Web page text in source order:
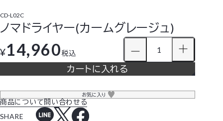
CD-L02C
ノマドライヤー(カームグレージュ)
¥14,960税込
カートに入れる
お気に入り
商品について問い合わせる
SHARE